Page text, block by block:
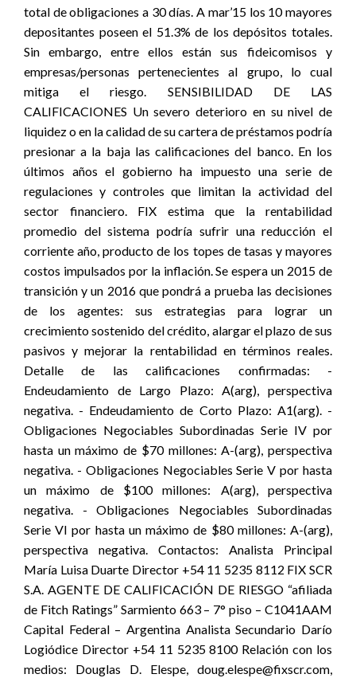
total de obligaciones a 30 días. A mar’15 los 10 mayores
depositantes poseen el 51.3% de los depósitos totales.
Sin embargo, entre ellos están sus fideicomisos y
empresas/personas pertenecientes al grupo, lo cual
mitiga el riesgo. SENSIBILIDAD DE LAS
CALIFICACIONES Un severo deterioro en su nivel de
liquidez o en la calidad de su cartera de préstamos podría
presionar a la baja las calificaciones del banco. En los
últimos años el gobierno ha impuesto una serie de
regulaciones y controles que limitan la actividad del
sector financiero. FIX estima que la rentabilidad
promedio del sistema podría sufrir una reducción el
corriente año, producto de los topes de tasas y mayores
costos impulsados por la inflación. Se espera un 2015 de
transición y un 2016 que pondrá a prueba las decisiones
de los agentes: sus estrategias para lograr un
crecimiento sostenido del crédito, alargar el plazo de sus
pasivos y mejorar la rentabilidad en términos reales.
Detalle de las calificaciones confirmadas: -
Endeudamiento de Largo Plazo: A(arg), perspectiva
negativa. - Endeudamiento de Corto Plazo: A1(arg). -
Obligaciones Negociables Subordinadas Serie IV por
hasta un máximo de $70 millones: A-(arg), perspectiva
negativa. - Obligaciones Negociables Serie V por hasta
un máximo de $100 millones: A(arg), perspectiva
negativa. - Obligaciones Negociables Subordinadas
Serie VI por hasta un máximo de $80 millones: A-(arg),
perspectiva negativa. Contactos: Analista Principal
María Luisa Duarte Director +54 11 5235 8112 FIX SCR
S.A. AGENTE DE CALIFICACIÓN DE RIESGO “afiliada
de Fitch Ratings” Sarmiento 663 – 7° piso – C1041AAM
Capital Federal – Argentina Analista Secundario Darío
Logiódice Director +54 11 5235 8100 Relación con los
medios: Douglas D. Elespe, doug.elespe@fixscr.com,